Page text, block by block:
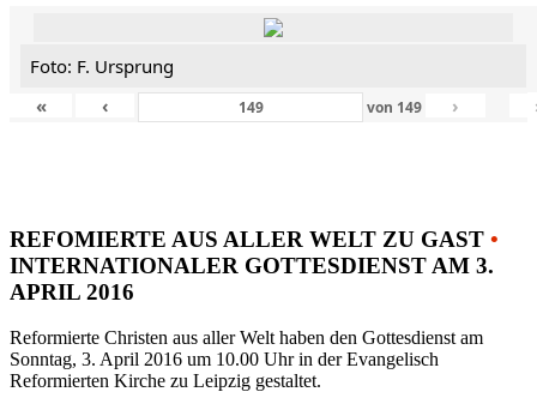
Foto: F. Ursprung
«
‹ von 149 ›
REFOMIERTE AUS ALLER WELT ZU GAST •
INTERNATIONALER GOTTESDIENST AM 3.
APRIL 2016
Reformierte Christen aus aller Welt haben den Gottesdienst am
Sonntag, 3. April 2016 um 10.00 Uhr in der Evangelisch
Reformierten Kirche zu Leipzig gestaltet.